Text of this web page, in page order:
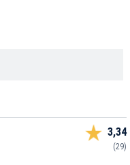
3,34
(29)